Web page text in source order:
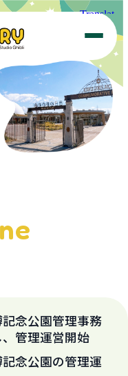
念公園管理事務
管理運営開始
念公園の管理運